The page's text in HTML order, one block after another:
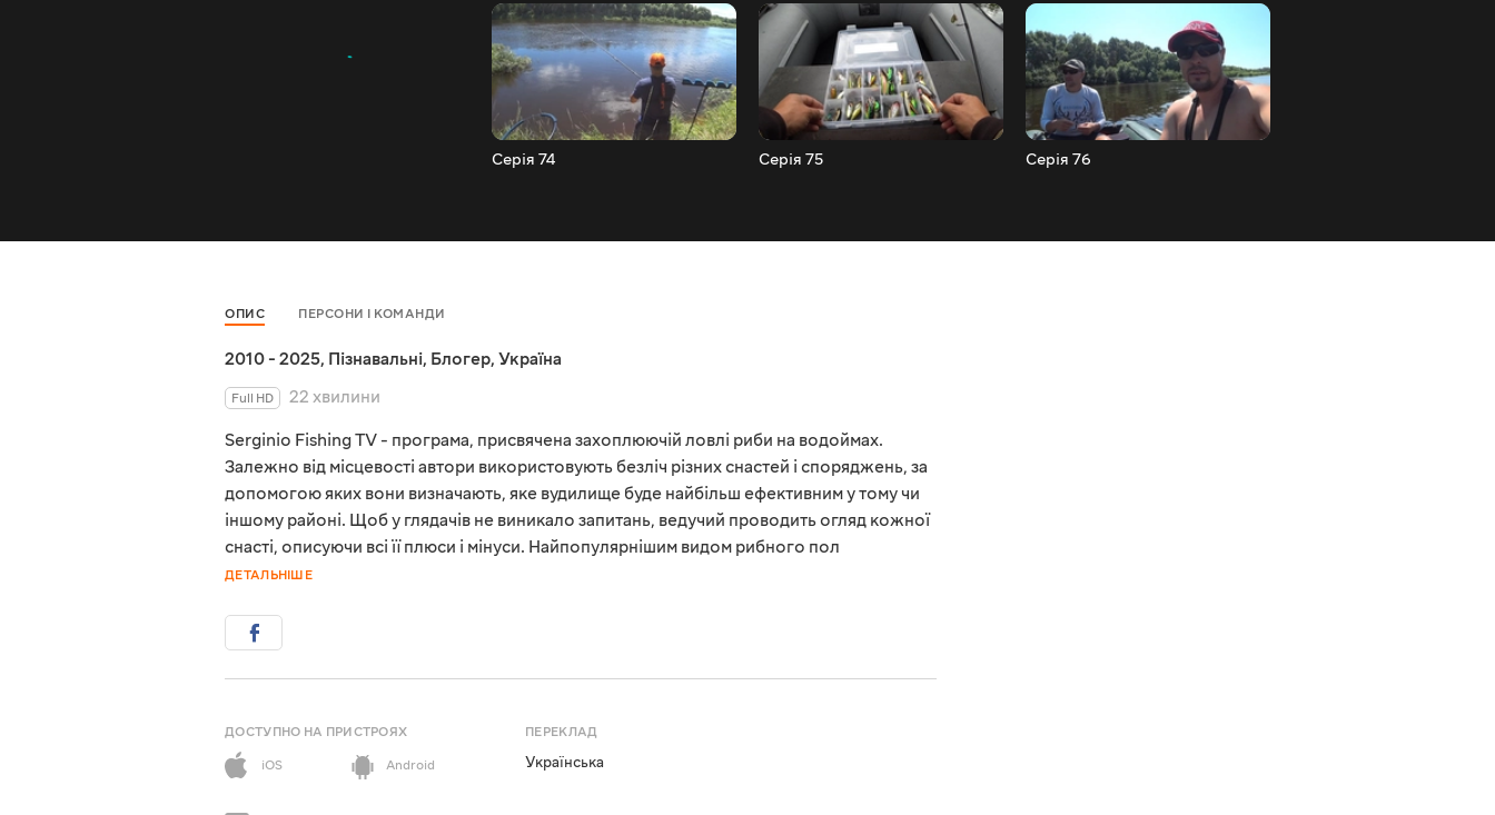
Серія 74 Серія 75 Серія 76
ОПИС ПЕРСОНИ І КОМАНДИ
2010 - 2025, Пізнавальні, Блогер, Україна
Full HD
22 хвилини
Serginio Fishing TV - програма, присвячена захоплюючій ловлі риби на водоймах.
Залежно від місцевості автори використовують безліч різних снастей і споряджень, за
допомогою яких вони визначають, яке вудилище буде найбільш ефективним у тому чи
іншому районі. Щоб у глядачів не виникало запитань, ведучий проводить огляд кожної
снасті, описуючи всі її плюси і мінуси. Найпопулярнішим видом рибного пол
ДЕТАЛЬНІШЕ
ДОСТУПНО НА ПРИСТРОЯХ
iOS
Android
ПЕРЕКЛАД
Українська